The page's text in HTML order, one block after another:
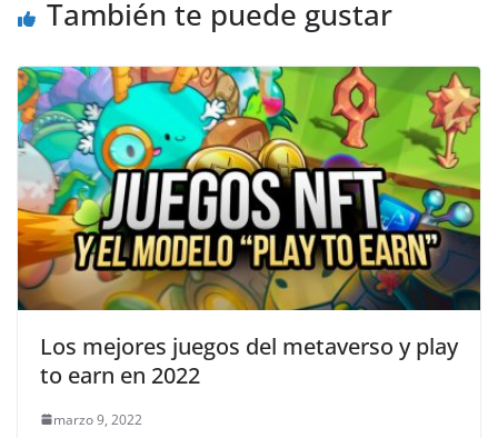
También te puede gustar
Los mejores juegos del metaverso y play
to earn en 2022
marzo 9, 2022